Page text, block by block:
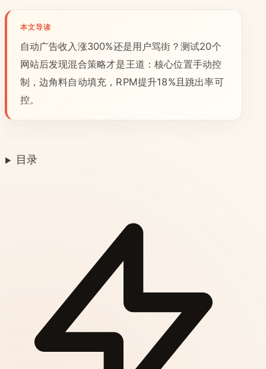
本文导读
自动广告收入涨300%还是用户骂街？测试20个
网站后发现混合策略才是王道：核心位置手动控
制，边角料自动填充，RPM提升18%且跳出率可
控。
目录